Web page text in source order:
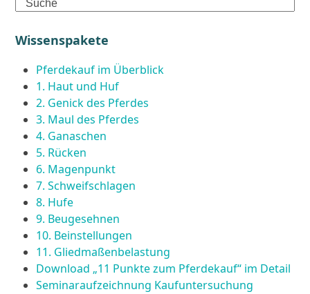
Wissenspakete
Pferdekauf im Überblick
1. Haut und Huf
2. Genick des Pferdes
3. Maul des Pferdes
4. Ganaschen
5. Rücken
6. Magenpunkt
7. Schweifschlagen
8. Hufe
9. Beugesehnen
10. Beinstellungen
11. Gliedmaßenbelastung
Download „11 Punkte zum Pferdekauf“ im Detail
Seminaraufzeichnung Kaufuntersuchung